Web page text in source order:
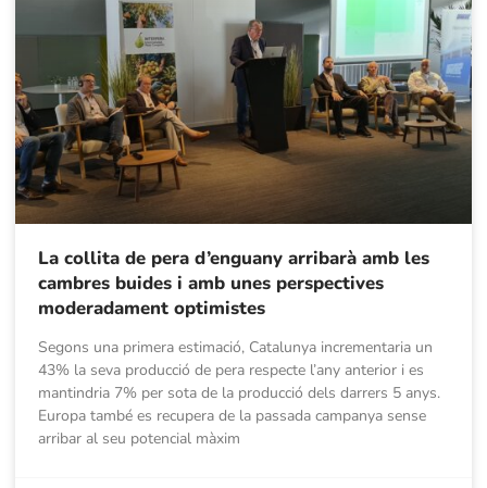
La collita de pera d’enguany arribarà amb les
cambres buides i amb unes perspectives
moderadament optimistes
Segons una primera estimació, Catalunya incrementaria un
43% la seva producció de pera respecte l’any anterior i es
mantindria 7% per sota de la producció dels darrers 5 anys.
Europa també es recupera de la passada campanya sense
arribar al seu potencial màxim